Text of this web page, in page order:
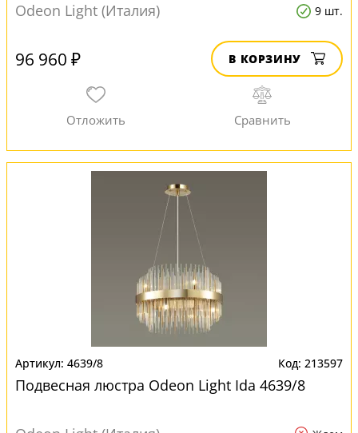
Odeon Light (Италия) 9 шт.
96 960 ₽ В КОРЗИНУ
4639/8 213597
Подвесная люстра Odeon Light Ida 4639/8